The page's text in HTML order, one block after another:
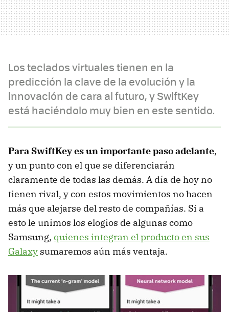
Los teclados virtuales tienen en la
predicción la clave de la evolución y la
innovación de cara al futuro, y SwiftKey
está haciéndolo muy bien en este sentido.
Para SwiftKey es un importante paso adelante,
y un punto con el que se diferenciarán
claramente de todas las demás. A día de hoy no
tienen rival, y con estos movimientos no hacen
más que alejarse del resto de compañías. Si a
esto le unimos los elogios de algunas como
Samsung, quienes integran el producto en sus
Galaxy sumaremos aún más ventaja.